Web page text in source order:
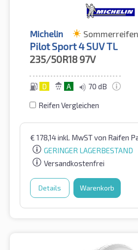
Michelin Sommerreifen
Pilot Sport 4 SUV TL
235/50R18 97V
D A 70 dB
Reifen Vergleichen
€ 178,14inkl. MwSTvon Raifen
GERINGER LAGERBESTAND
Versandkostenfrei
Details Warenkorb